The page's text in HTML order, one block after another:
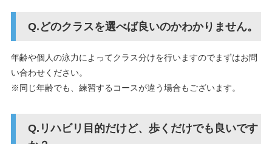
どのクラスを選べば良いのかわかりません。
年齢や個人の泳力によってクラス分けを行いますのでまずはお問
い合わせください。
※同じ年齢でも、練習するコースが違う場合もございます。
リハビリ目的だけど、歩くだけでも良いです